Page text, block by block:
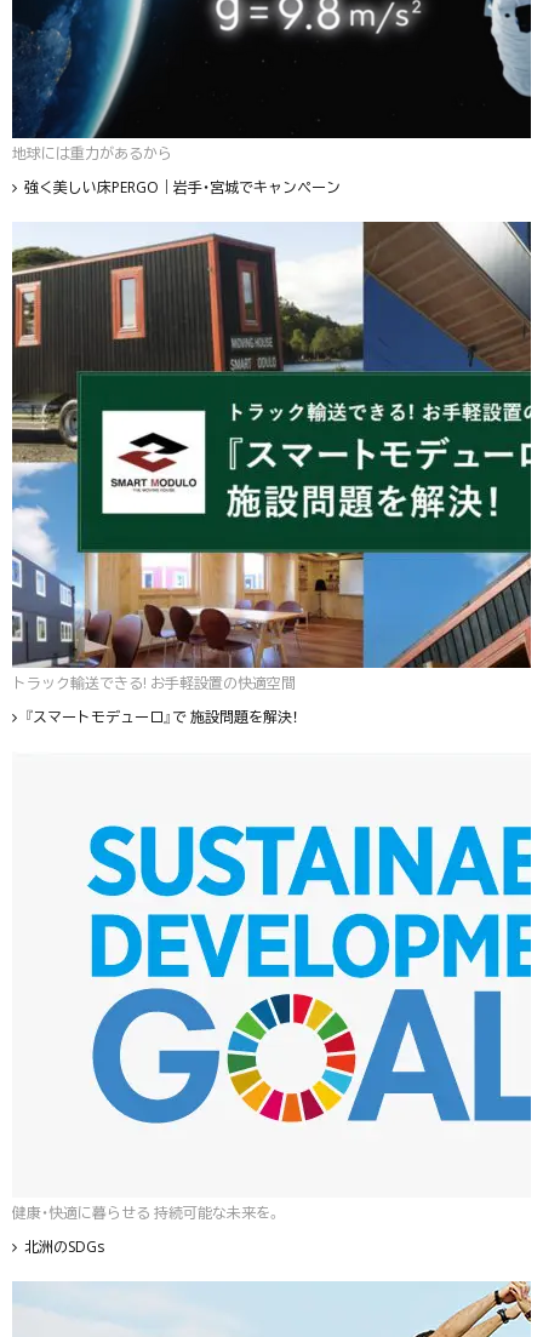
地球には重力があるから
強く美しい床PERGO｜岩手・宮城でキャンペーン
トラック輸送できる! お手軽設置の快適空間
『スマートモデューロ』で 施設問題を解決！
健康・快適に暮らせる 持続可能な未来を。
北洲のSDGs